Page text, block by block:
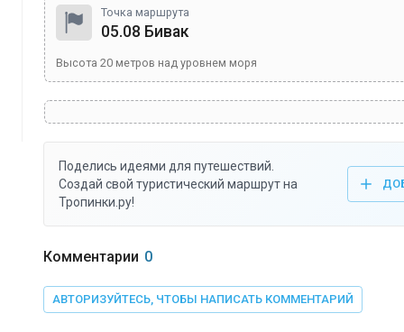
Точка маршрута
05.08 Бивак
Высота 20 метров над уровнем моря
Поделись идеями для путешествий.
Создай свой туристический маршрут на
Тропинки.ру!
Комментарии 0
АВТОРИЗУЙТЕСЬ, ЧТОБЫ НАПИСАТЬ КОММЕНТАРИЙ